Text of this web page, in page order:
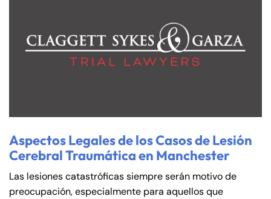
Aspectos Legales de los Casos de Lesión
Cerebral Traumática en Manchester
Las lesiones catastróficas siempre serán motivo de
preocupación, especialmente para aquellos que